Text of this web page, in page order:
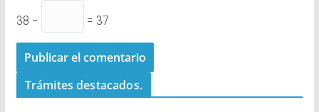
38 − = 37
Trámites destacados.